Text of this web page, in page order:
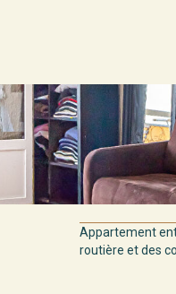
Appartement
routière et des